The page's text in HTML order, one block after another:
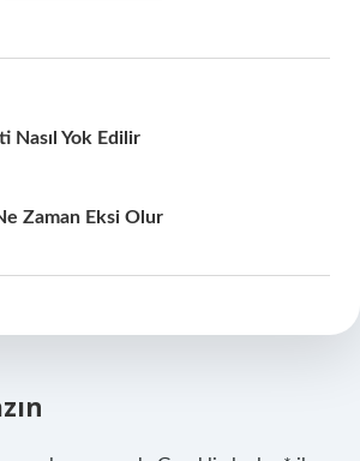
Nasıl Yok Edilir
Zaman Eksi Olur